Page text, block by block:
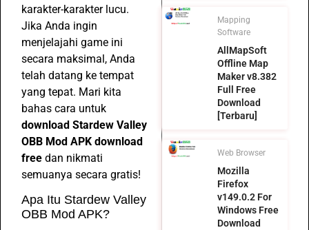
karakter-karakter lucu.
Jika Anda ingin
menjelajahi game ini
secara maksimal, Anda
telah datang ke tempat
yang tepat. Mari kita
bahas cara untuk
download Stardew Valley
OBB Mod APK download
free dan nikmati
semuanya secara gratis!
Apa Itu Stardew Valley
OBB Mod APK?
Mapping
Software
AllMapSoft
Offline Map
Maker v8.382
Full Free
Download
[Terbaru]
Web Browser
Mozilla
Firefox
v149.0.2 For
Windows Free
Download